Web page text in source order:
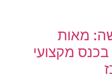
מאות
מקצועי